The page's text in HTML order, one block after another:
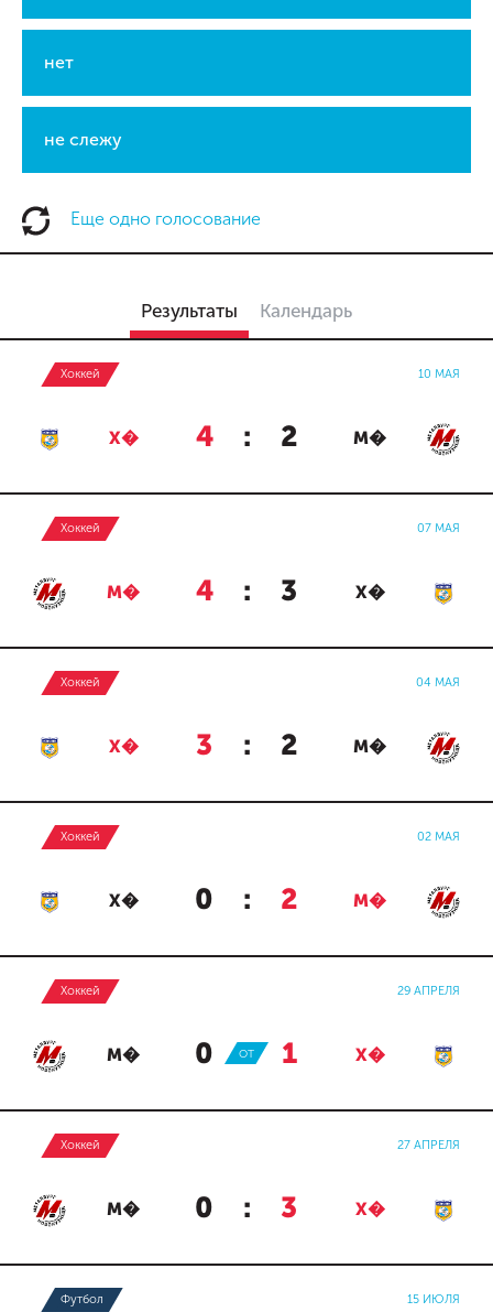
нет
не слежу
Еще одно голосование
Результаты Календарь
Хоккей 10 МАЯ
Х� 4 : 2 М�
Хоккей 07 МАЯ
М� 4 : 3 Х�
Хоккей 04 МАЯ
Х� 3 : 2 М�
Хоккей 02 МАЯ
Х� 0 : 2 М�
Хоккей 29 АПРЕЛЯ
М� 0 : 1 Х�
ОТ
Хоккей 27 АПРЕЛЯ
М� 0 : 3 Х�
Футбол 15 ИЮЛЯ